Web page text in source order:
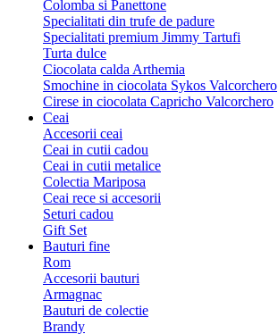
Colomba si Panettone
Specialitati din trufe de padure
Specialitati premium Jimmy Tartufi
Turta dulce
Ciocolata calda Arthemia
Smochine in ciocolata Sykos Valcorchero
Cirese in ciocolata Capricho Valcorchero
Ceai
Accesorii ceai
Ceai in cutii cadou
Ceai in cutii metalice
Colectia Mariposa
Ceai rece si accesorii
Seturi cadou
Gift Set
Bauturi fine
Rom
Accesorii bauturi
Armagnac
Bauturi de colectie
Brandy